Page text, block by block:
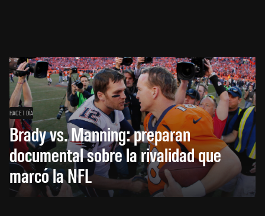
HACE 1 DÍA
Brady vs. Manning: preparan
documental sobre la rivalidad que
marcó la NFL